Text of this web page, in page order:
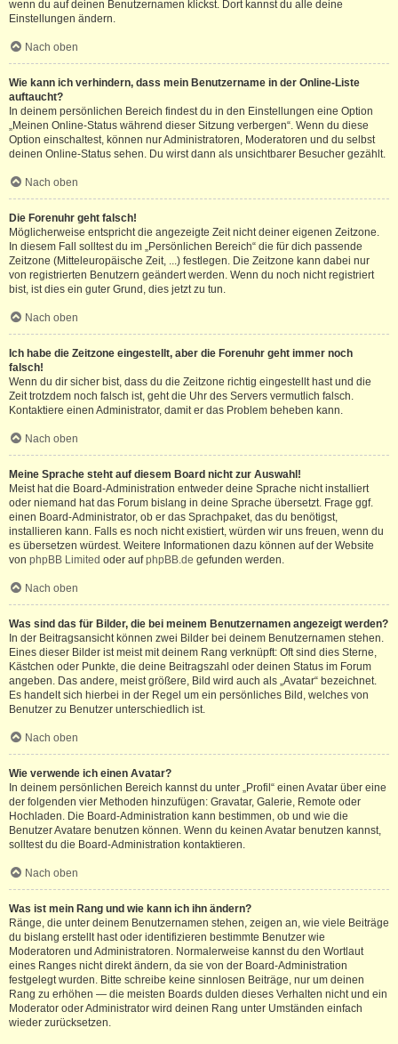
wenn du auf deinen Benutzernamen klickst. Dort kannst du alle deine
Einstellungen ändern.
Nach oben
Wie kann ich verhindern, dass mein Benutzername in der Online-Liste
auftaucht?
In deinem persönlichen Bereich findest du in den Einstellungen eine Option
„Meinen Online-Status während dieser Sitzung verbergen“. Wenn du diese
Option einschaltest, können nur Administratoren, Moderatoren und du selbst
deinen Online-Status sehen. Du wirst dann als unsichtbarer Besucher gezählt.
Nach oben
Die Forenuhr geht falsch!
Möglicherweise entspricht die angezeigte Zeit nicht deiner eigenen Zeitzone.
In diesem Fall solltest du im „Persönlichen Bereich“ die für dich passende
Zeitzone (Mitteleuropäische Zeit, ...) festlegen. Die Zeitzone kann dabei nur
von registrierten Benutzern geändert werden. Wenn du noch nicht registriert
bist, ist dies ein guter Grund, dies jetzt zu tun.
Nach oben
Ich habe die Zeitzone eingestellt, aber die Forenuhr geht immer noch
falsch!
Wenn du dir sicher bist, dass du die Zeitzone richtig eingestellt hast und die
Zeit trotzdem noch falsch ist, geht die Uhr des Servers vermutlich falsch.
Kontaktiere einen Administrator, damit er das Problem beheben kann.
Nach oben
Meine Sprache steht auf diesem Board nicht zur Auswahl!
Meist hat die Board-Administration entweder deine Sprache nicht installiert
oder niemand hat das Forum bislang in deine Sprache übersetzt. Frage ggf.
einen Board-Administrator, ob er das Sprachpaket, das du benötigst,
installieren kann. Falls es noch nicht existiert, würden wir uns freuen, wenn du
es übersetzen würdest. Weitere Informationen dazu können auf der Website
von phpBB Limited oder aufphpBB.de gefunden werden.
Nach oben
Was sind das für Bilder, die bei meinem Benutzernamen angezeigt werden?
In der Beitragsansicht können zwei Bilder bei deinem Benutzernamen stehen.
Eines dieser Bilder ist meist mit deinem Rang verknüpft: Oft sind dies Sterne,
Kästchen oder Punkte, die deine Beitragszahl oder deinen Status im Forum
angeben. Das andere, meist größere, Bild wird auch als „Avatar“ bezeichnet.
Es handelt sich hierbei in der Regel um ein persönliches Bild, welches von
Benutzer zu Benutzer unterschiedlich ist.
Nach oben
Wie verwende ich einen Avatar?
In deinem persönlichen Bereich kannst du unter „Profil“ einen Avatar über eine
der folgenden vier Methoden hinzufügen: Gravatar, Galerie, Remote oder
Hochladen. Die Board-Administration kann bestimmen, ob und wie die
Benutzer Avatare benutzen können. Wenn du keinen Avatar benutzen kannst,
solltest du die Board-Administration kontaktieren.
Nach oben
Was ist mein Rang und wie kann ich ihn ändern?
Ränge, die unter deinem Benutzernamen stehen, zeigen an, wie viele Beiträge
du bislang erstellt hast oder identifizieren bestimmte Benutzer wie
Moderatoren und Administratoren. Normalerweise kannst du den Wortlaut
eines Ranges nicht direkt ändern, da sie von der Board-Administration
festgelegt wurden. Bitte schreibe keine sinnlosen Beiträge, nur um deinen
Rang zu erhöhen — die meisten Boards dulden dieses Verhalten nicht und ein
Moderator oder Administrator wird deinen Rang unter Umständen einfach
wieder zurücksetzen.